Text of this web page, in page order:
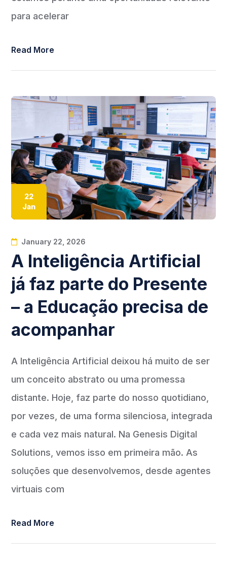
para acelerar
Read More
22
Jan
January 22, 2026
A Inteligência Artificial
já faz parte do Presente
– a Educação precisa de
acompanhar
A Inteligência Artificial deixou há muito de ser
um conceito abstrato ou uma promessa
distante. Hoje, faz parte do nosso quotidiano,
por vezes, de uma forma silenciosa, integrada
e cada vez mais natural. Na Genesis Digital
Solutions, vemos isso em primeira mão. As
soluções que desenvolvemos, desde agentes
virtuais com
Read More